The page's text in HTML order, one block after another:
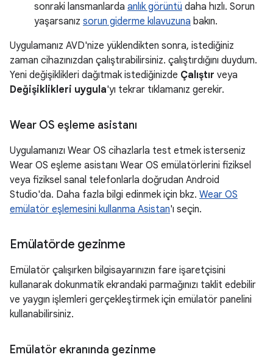
sonraki lansmanlarda anlık görüntü daha hızlı. Sorun
yaşarsanız sorun giderme kılavuzuna bakın.
Uygulamanız AVD'nize yüklendikten sonra, istediğiniz
zaman cihazınızdan çalıştırabilirsiniz. çalıştırdığını duydum.
Yeni değişiklikleri dağıtmak istediğinizde Çalıştır veya
Değişiklikleri uygula'yı tekrar tıklamanız gerekir.
Wear OS eşleme asistanı
Uygulamanızı Wear OS cihazlarla test etmek isterseniz
Wear OS eşleme asistanı Wear OS emülatörlerini fiziksel
veya fiziksel sanal telefonlarla doğrudan Android
Studio'da. Daha fazla bilgi edinmek için bkz. Wear OS
emülatör eşlemesini kullanma Asistan'ı seçin.
Emülatörde gezinme
Emülatör çalışırken bilgisayarınızın fare işaretçisini
kullanarak dokunmatik ekrandaki parmağınızı taklit edebilir
ve yaygın işlemleri gerçekleştirmek için emülatör panelini
kullanabilirsiniz.
Emülatör ekranında gezinme